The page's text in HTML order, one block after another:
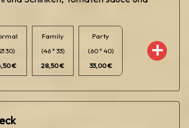
30)
€
Family
(46 * 33)
28,50 €
Party
(60 * 40)
33,00 €